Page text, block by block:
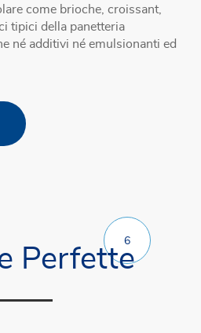
come brioche, croissant,
tipici della panetteria
né additivi né emulsionanti ed
Perfette
6